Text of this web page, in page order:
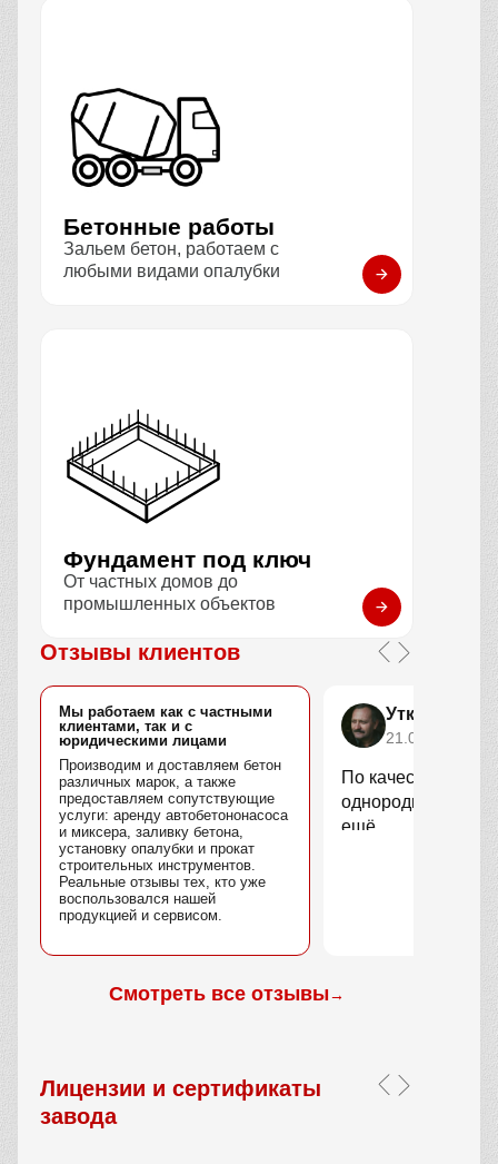
Бетонные работы
Зальем бетон, работаем с
любыми видами опалубки
Фундамент под ключ
От частных домов до
промышленных объектов
Отзывы клиентов
Мы работаем как с частными
клиентами, так и с
юридическими лицами
Производим и доставляем бетон
различных марок, а также
предоставляем сопутствующие
услуги: аренду автобетононасоса
и миксера, заливку бетона,
установку опалубки и прокат
строительных инструментов.
Реальные отзывы тех, кто уже
воспользовался нашей
продукцией и сервисом.
Уткин
21.04.2025
По качеству
однородный, без
ещё.
Смотреть все отзывы→
Лицензии и сертификаты
завода